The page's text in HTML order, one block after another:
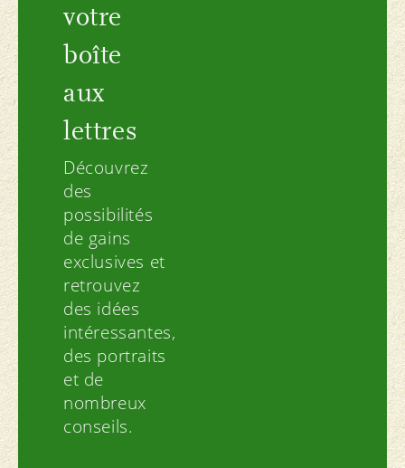
votre
boîte
aux
lettres
Découvrez
des
possibilités
de gains
exclusives et
retrouvez
des idées
intéressantes,
des portraits
et de
nombreux
conseils.